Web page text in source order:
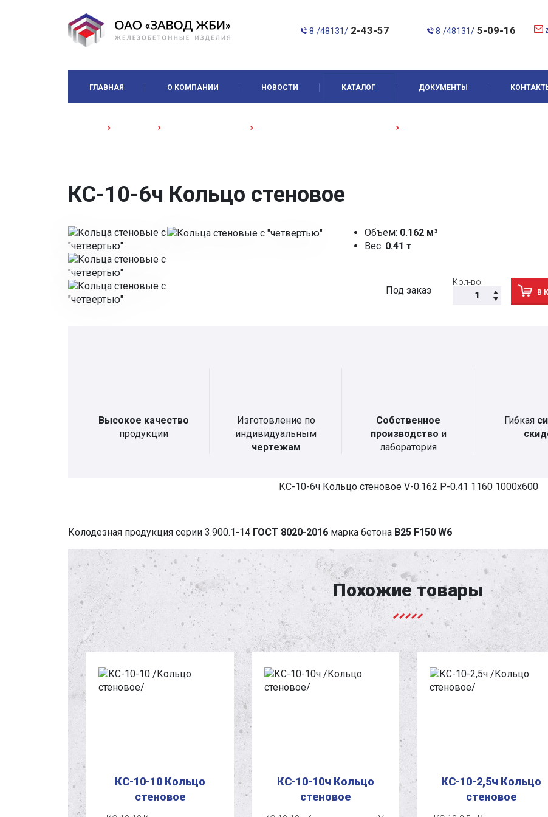
8 /48131/ 2-43-57 8 /48131/ 5-09-16
ГЛАВНАЯ О КОМПАНИИ НОВОСТИ КАТАЛОГ ДОКУМЕНТЫ
КС-10-6ч Кольцо стеновое
Объем: 0.162 м³
Вес: 0.41 т
Под заказ
Кол-во:
В
Высокое качество
продукции
Изготовление по
индивидуальным
чертежам
Собственное
производство и
лаборатория
Гибкая
КС-10-6ч Кольцо стеновое V-0.162 P-0.41 1160 1000х600
Колодезная продукция серии 3.900.1-14 ГОСТ 8020-2016 марка бетона В25 F150 W6
Похожие товары
КС-10-10 Кольцо
стеновое
КС-10-10ч Кольцо
стеновое
КС-10-2,5ч Кольцо
стеновое